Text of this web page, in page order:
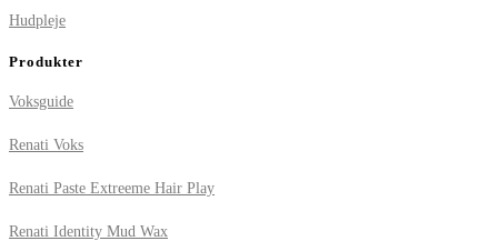
Hudpleje
Produkter
Voksguide
Renati Voks
Renati Paste Extreeme Hair Play
Renati Identity Mud Wax